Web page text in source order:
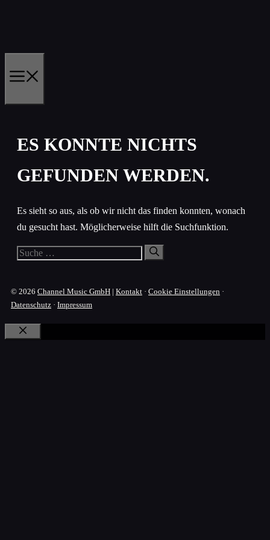
ES KONNTE NICHTS
GEFUNDEN WERDEN.
Es sieht so aus, als ob wir nicht das finden konnten, wonach
du gesucht hast. Möglicherweise hilft die Suchfunktion.
Suche
© 2026 Channel Music GmbH | Kontakt · Cookie Einstellungen ·
Datenschutz · Impressum
Schließen